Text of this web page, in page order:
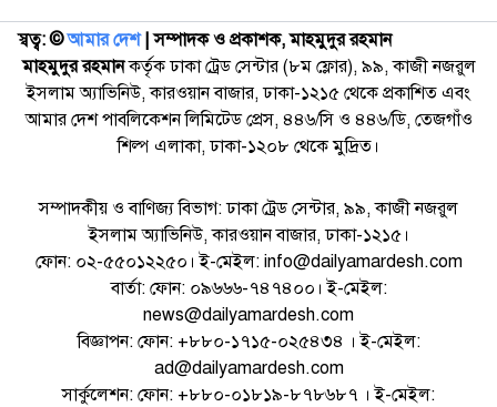
স্বত্ব: ©️আমার দেশ| সম্পাদক ও প্রকাশক, মাহমুদুর রহমান
মাহমুদুর রহমানকর্তৃক ঢাকা ট্রেড সেন্টার (৮ম ফ্লোর), ৯৯, কাজী নজরুল
ইসলাম অ্যাভিনিউ, কারওয়ান বাজার, ঢাকা-১২১৫ থেকে প্রকাশিত এবং
আমার দেশ পাবলিকেশন লিমিটেড প্রেস, ৪৪৬/সি ও ৪৪৬/ডি, তেজগাঁও
শিল্প এলাকা, ঢাকা-১২০৮ থেকে মুদ্রিত।
সম্পাদকীয় ও বাণিজ্য বিভাগ: ঢাকা ট্রেড সেন্টার, ৯৯, কাজী নজরুল
ইসলাম অ্যাভিনিউ, কারওয়ান বাজার, ঢাকা-১২১৫।
ফোন: ০২-৫৫০১২২৫০। ই-মেইল: info@dailyamardesh.com
বার্তা: ফোন: ০৯৬৬৬-৭৪৭৪০০। ই-মেইল:
news@dailyamardesh.com
বিজ্ঞাপন: ফোন: +৮৮০-১৭১৫-০২৫৪৩৪ । ই-মেইল:
ad@dailyamardesh.com
সার্কুলেশন: ফোন: +৮৮০-০১৮১৯-৮৭৮৬৮৭ । ই-মেইল: